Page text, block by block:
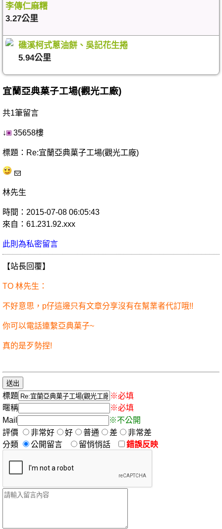
李傳仁麻糬
3.27公里
礁溪柯式蔥油餅、吳記花生捲
5.94公里
宜蘭亞典菓子工場(觀光工廠)
共1筆留言
↓ 35658樓
標題：Re:宜蘭亞典菓子工場(觀光工廠)
林先生
時間：2015-07-08 06:05:43
來自：61.231.92.xxx
此則為私密留言
【站長回覆】
TO 林先生：
不好意思，p仔這邊只有文章分享沒有在幫業者代訂哦!!
你可以電話連繫亞典菓子~
真的是歹勢捏!
標題
※必填
暱稱
※必填
Mail
※不公開
評價
非常好 好 普通 差
非常差
分類
公開留言 留悄悄話 錯誤反映